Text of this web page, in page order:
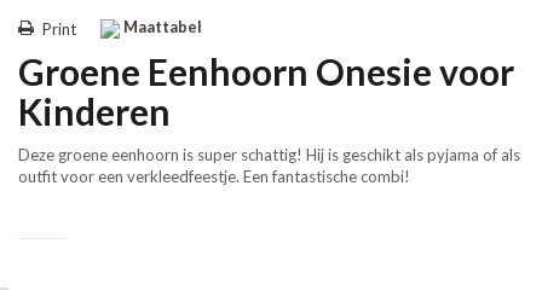
Maattabel
Print
Groene Eenhoorn Onesie voor
Kinderen
Deze groene eenhoorn is super schattig! Hij is geschikt als pyjama of als
outfit voor een verkleedfeestje. Een fantastische combi!